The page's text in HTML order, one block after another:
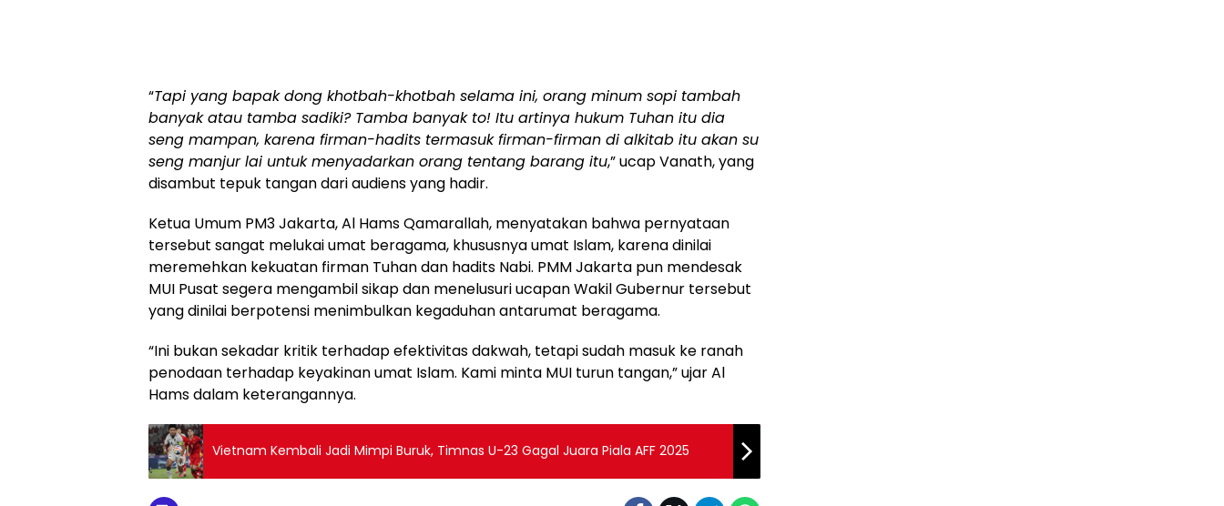
“Tapi yang bapak dong khotbah-khotbah selama ini, orang minum sopi tambah
banyak atau tamba sadiki? Tamba banyak to! Itu artinya hukum Tuhan itu dia
seng mampan, karena firman-hadits termasuk firman-firman di alkitab itu akan su
seng manjur lai untuk menyadarkan orang tentang barang itu,” ucap Vanath, yang
disambut tepuk tangan dari audiens yang hadir.
Ketua Umum PM3 Jakarta, Al Hams Qamarallah, menyatakan bahwa pernyataan
tersebut sangat melukai umat beragama, khususnya umat Islam, karena dinilai
meremehkan kekuatan firman Tuhan dan hadits Nabi. PMM Jakarta pun mendesak
MUI Pusat segera mengambil sikap dan menelusuri ucapan Wakil Gubernur tersebut
yang dinilai berpotensi menimbulkan kegaduhan antarumat beragama.
“Ini bukan sekadar kritik terhadap efektivitas dakwah, tetapi sudah masuk ke ranah
penodaan terhadap keyakinan umat Islam. Kami minta MUI turun tangan,” ujar Al
Hams dalam keterangannya.
Vietnam Kembali Jadi Mimpi Buruk, Timnas U-23 Gagal Juara Piala AFF 2025